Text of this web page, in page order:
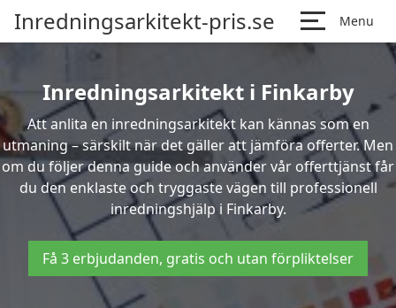
Inredningsarkitekt-pris.se Menu
Inredningsarkitekt i Finkarby
Att anlita en inredningsarkitekt kan kännas som en
utmaning – särskilt när det gäller att jämföra offerter. Men
om du följer denna guide och använder vår offerttjänst får
du den enklaste och tryggaste vägen till professionell
inredningshjälp i Finkarby.
Få 3 erbjudanden, gratis och utan förpliktelser